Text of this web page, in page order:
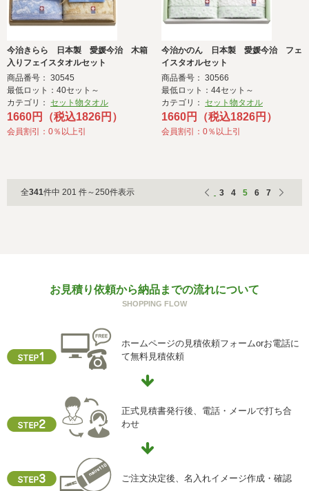
今治きらら 日本製 愛媛今治 木箱
入りフェイスタオルセット
商品番号： 30545
最低ロット：40セット～
カテゴリ： セット物タオル
1660円（税込1826円）
会員割引：0％以上引
今治かのん 日本製 愛媛今治 フェ
イスタオルセット
商品番号： 30566
最低ロット：44セット～
カテゴリ： セット物タオル
1660円（税込1826円）
会員割引：0％以上引
全341件中 201 件～250件表示 3 4 5 6 7
お見積り依頼から納品までの流れについて
SHOPPING FLOW
ホームページの見積依頼フォームorお電話に
て無料見積依頼
正式見積書発行後、電話・メールで打ち合
わせ
ご注文決定後、名入れイメージ作成・確認